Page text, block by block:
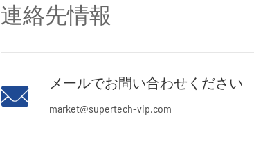
連絡先情報
 メールでお問い合わせください
market@supertech-vip.com